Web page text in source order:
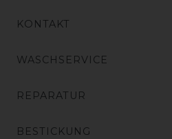
KONTAKT
WASCHSERVICE
REPARATUR
BESTICKUNG